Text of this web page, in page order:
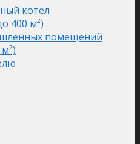
котел
400 м²)
помещений